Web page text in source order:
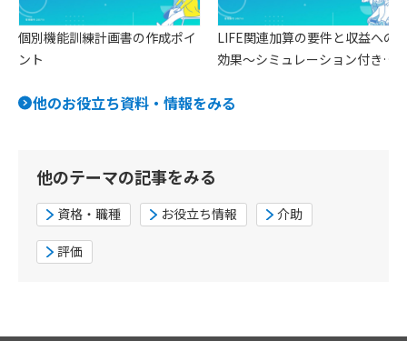
個別機能訓練計画書の作成ポイ
ント
LIFE関連加算の要件と収益への
効果〜シミュレーション付きで
他のお役立ち資料・情報をみる
他のテーマの記事をみる
資格・職種 お役立ち情報 介助
評価